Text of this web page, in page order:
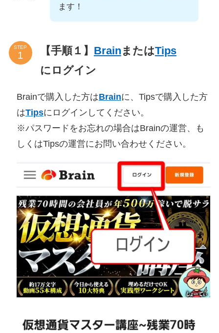
ます！
STEP 【手順１】 Brain またはTips
にログイン
Brainで購入した方はBrainに、Tipsで購入した方
はTipsにログインしてください。
※パスワードをお忘れの場合はBrainの運営、も
しくはTipsの運営にお問い合わせください。